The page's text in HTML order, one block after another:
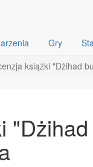
Gry
książki "Dżihad